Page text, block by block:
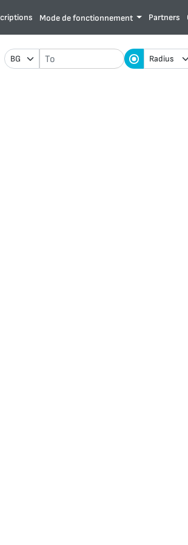
Mode de fonctionnement Partners